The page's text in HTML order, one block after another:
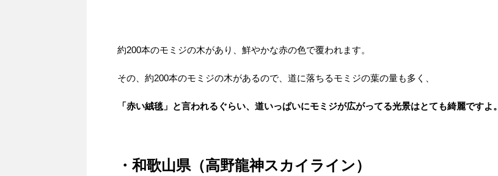
約200本のモミジの木があり、鮮やかな赤の色で覆われます。
その、約200本のモミジの木があるので、道に落ちるモミジの葉の量も多く、
「赤い絨毯」と言われるぐらい、道いっぱいにモミジが広がってる光景はとても綺麗ですよ。
・和歌山県（高野龍神スカイライン）